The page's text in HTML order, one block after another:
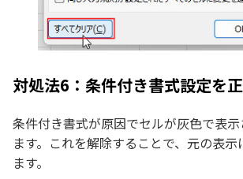
対処法6：条件付き書式設定を
条件付き書式が原因でセルが灰色で表
ます。これを解除することで、元の表
ます。